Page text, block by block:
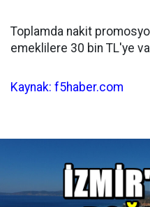
Toplamda nakit
emeklilere 30 bin TL'ye
Kaynak: f5haber.com